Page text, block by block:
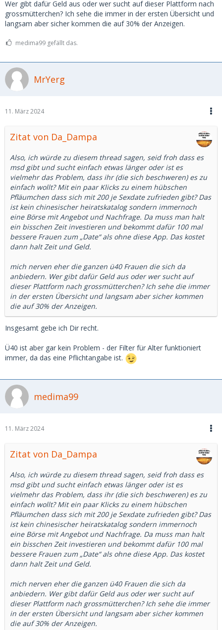
Wer gibt dafür Geld aus oder wer sucht auf dieser Plattform nach
grossmütterchen? Ich sehe die immer in der ersten Übersicht und
langsam aber sicher kommen die auf 30% der Anzeigen.
medima99 gefällt das.
MrYerg
11. März 2024
Zitat von Da_Dampa
Also, ich würde zu diesem thread sagen, seid froh dass es
msd gibt und sucht einfach etwas länger oder ist es
vielmehr das Problem, dass ihr (die sich beschweren) es zu
einfach wollt? Mit ein paar Klicks zu einem hübschen
Pfläumchen dass sich mit 200 je Sexdate zufrieden gibt? Das
ist kein chinesischer heiratskatalog sondern immernoch
eine Börse mit Angebot und Nachfrage. Da muss man halt
ein bisschen Zeit investieren und bekommt dafür 100 mal
bessere Frauen zum „Date“ als ohne diese App. Das kostet
dann halt Zeit und Geld.
mich nerven eher die ganzen ü40 Frauen die sich da
anbiedern. Wer gibt dafür Geld aus oder wer sucht auf
dieser Plattform nach grossmütterchen? Ich sehe die immer
in der ersten Übersicht und langsam aber sicher kommen
die auf 30% der Anzeigen.
Insgesamt gebe ich Dir recht.
Ü40 ist aber gar kein Problem - der Filter für Alter funktioniert
immer, da das eine Pflichtangabe ist.
medima99
11. März 2024
Zitat von Da_Dampa
Also, ich würde zu diesem thread sagen, seid froh dass es
msd gibt und sucht einfach etwas länger oder ist es
vielmehr das Problem, dass ihr (die sich beschweren) es zu
einfach wollt? Mit ein paar Klicks zu einem hübschen
Pfläumchen dass sich mit 200 je Sexdate zufrieden gibt? Das
ist kein chinesischer heiratskatalog sondern immernoch
eine Börse mit Angebot und Nachfrage. Da muss man halt
ein bisschen Zeit investieren und bekommt dafür 100 mal
bessere Frauen zum „Date“ als ohne diese App. Das kostet
dann halt Zeit und Geld.
mich nerven eher die ganzen ü40 Frauen die sich da
anbiedern. Wer gibt dafür Geld aus oder wer sucht auf
dieser Plattform nach grossmütterchen? Ich sehe die immer
in der ersten Übersicht und langsam aber sicher kommen
die auf 30% der Anzeigen.